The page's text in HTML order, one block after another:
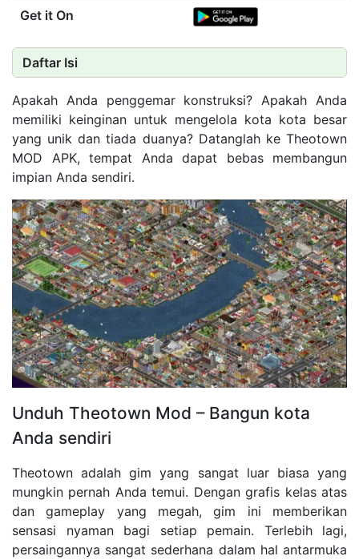
Get it On
Daftar Isi
Apakah Anda penggemar konstruksi? Apakah Anda
memiliki keinginan untuk mengelola kota kota besar
yang unik dan tiada duanya? Datanglah ke Theotown
MOD APK, tempat Anda dapat bebas membangun
impian Anda sendiri.
Unduh Theotown Mod – Bangun kota
Anda sendiri
Theotown adalah gim yang sangat luar biasa yang
mungkin pernah Anda temui. Dengan grafis kelas atas
dan gameplay yang megah, gim ini memberikan
sensasi nyaman bagi setiap pemain. Terlebih lagi,
persaingannya sangat sederhana dalam hal antarmuka